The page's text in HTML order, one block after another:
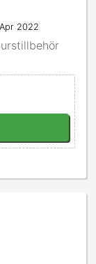
2022